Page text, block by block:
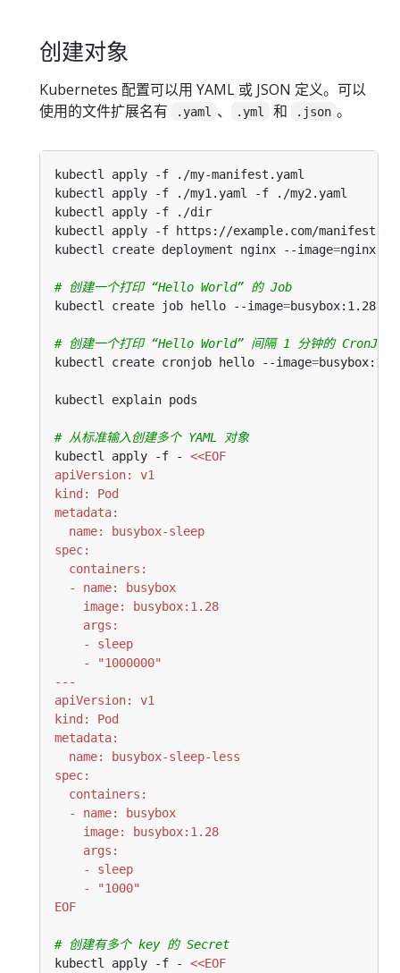
创建对象
Kubernetes 配置可以用 YAML 或 JSON 定义。可以
使用的文件扩展名有
.yaml 、 .yml 和 .json 。
kubectl apply -f ./my-
kubectl apply -f ./my1.yaml -f ./
kubectl apply -f ./
kubectl apply -f https://example.com/
kubectl create deployment nginx --image=
# 创建一个打印 “Hello World” 的 Job
kubectl create job hello --image=busybox:1.28
# 创建一个打印 “Hello World” 间隔 1 分钟的 CronJob
kubectl create cronjob hello --image=
kubectl explain pods
# 从标准输入创建多个 YAML 对象
kubectl apply -f -
EOF
# 创建有多个 key 的 Secret
kubectl apply -f -